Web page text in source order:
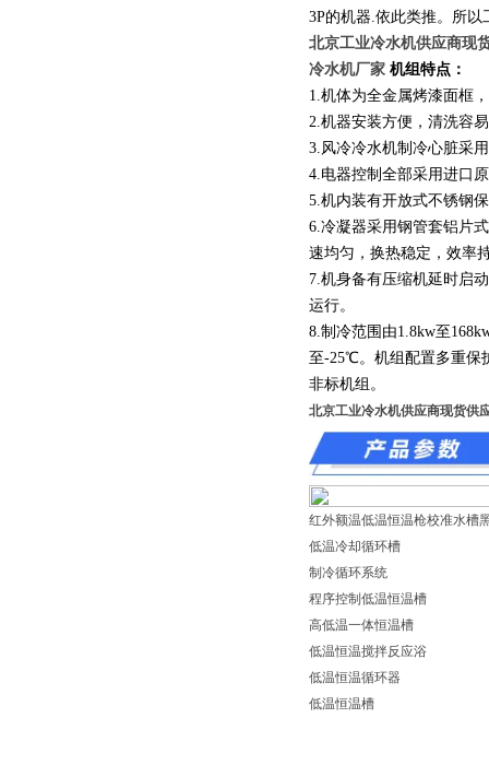
3P的机器.依此类推。所
北京工业冷水机供应商现
冷水机厂家 机组特点：
1.机体为全金属烤漆面框
2.机器安装方便，清洗容
3.风冷冷水机制冷心脏采
4.电器控制全部采用进口
5.机内装有开放式不锈钢
6.冷凝器采用钢管套铝片
速均匀，换热稳定，效率
7.机身备有压缩机延时启
运行。
8.制冷范围由1.8kw至
至-25℃。机组配置多重保
非标机组。
北京工业冷水机供应商现货供
红外额温低温恒温枪校准水槽
低温冷却循环槽
制冷循环系统
程序控制低温恒温槽
高低温一体恒温槽
低温恒温搅拌反应浴
低温恒温循环器
低温恒温槽